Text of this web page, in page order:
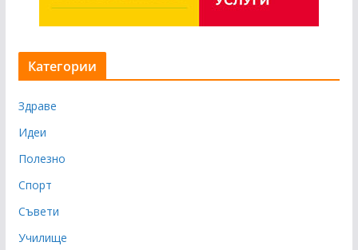
Категории
Здраве
Идеи
Полезно
Спорт
Съвети
Училище